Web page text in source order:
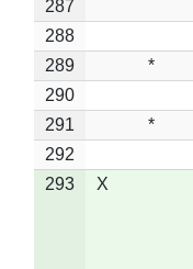
287
288
289
*
290
291
*
292
293
X